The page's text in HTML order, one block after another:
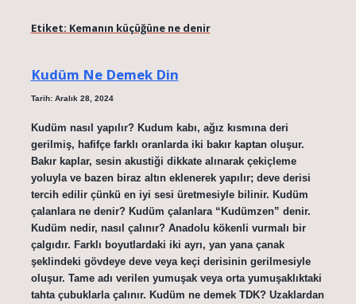
Etiket: Kemanın küçüğüne ne denir
Kudüm Ne Demek Din
Tarih: Aralık 28, 2024
Kudüm nasıl yapılır? Kudum kabı, ağız kısmına deri
gerilmiş, hafifçe farklı oranlarda iki bakır kaptan oluşur.
Bakır kaplar, sesin akustiği dikkate alınarak çekiçleme
yoluyla ve bazen biraz altın eklenerek yapılır; deve derisi
tercih edilir çünkü en iyi sesi üretmesiyle bilinir. Kudüm
çalanlara ne denir? Kudüm çalanlara “Kudümzen” denir.
Kudüm nedir, nasıl çalınır? Anadolu kökenli vurmalı bir
çalgıdır. Farklı boyutlardaki iki ayrı, yan yana çanak
şeklindeki gövdeye deve veya keçi derisinin gerilmesiyle
oluşur. Tame adı verilen yumuşak veya orta yumuşaklıktaki
tahta çubuklarla çalınır. Kudüm ne demek TDK? Uzaklardan